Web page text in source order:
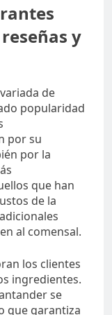
y
de
popularidad
por su
por la
que han
de la
al comensal.
los clientes
ingredientes.
se
que garantiza